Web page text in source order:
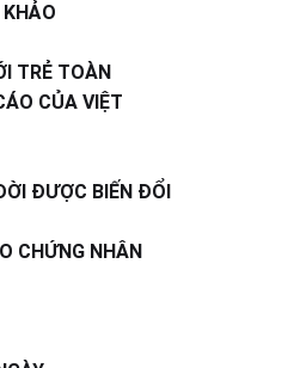
TRẺ TOÀN
CỦA VIỆT
ĐƯỢC BIẾN ĐỔI
CHỨNG NHÂN